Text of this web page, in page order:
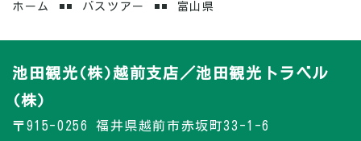
ホーム バスツアー 富山県
池田観光(株)越前支店／池田観光トラベル
(株)
〒915-0256 福井県越前市赤坂町33-1-6